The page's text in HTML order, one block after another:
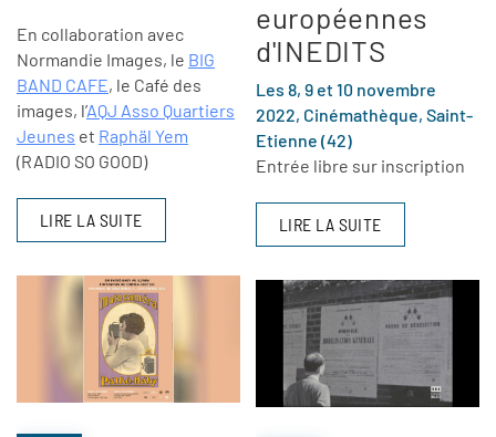
En collaboration avec
Normandie Images, le BIG
BAND CAFE, le Café des
images, l’AQJ Asso Quartiers
Jeunes et Raphäl Yem
(RADIO SO GOOD)
LIRE LA SUITE
européennes
d'INEDITS
Les 8, 9 et 10 novembre
2022, Cinémathèque, Saint-
Etienne (42)
Entrée libre sur inscription
LIRE LA SUITE